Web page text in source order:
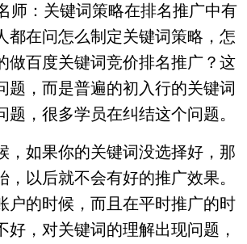
师：关键词策略在排名推广中有
都在问怎么制定关键词策略，怎
做百度关键词竞价排名推广？这
题，而是普遍的初入行的关键词
题，很多学员在纠结这个问题。
，如果你的关键词没选择好，那
，以后就不会有好的推广效果。
户的时候，而且在平时推广的时
好，对关键词的理解出现问题，